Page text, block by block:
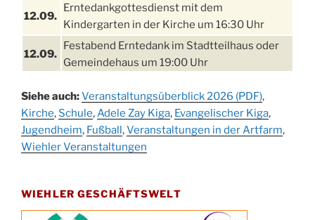
12.09.
Erntedankgottesdienst mit dem
Kindergarten in der Kirche um 16:30 Uhr
12.09.
Festabend Erntedank im Stadtteilhaus oder
Gemeindehaus um 19:00 Uhr
13.09.
Stadtteilhaus um 14:00 Uhr
19.09.
Schlagerabend im Stadtteilhaus
Drabenderhöhe
Kinderbibeltag im Ev. Gemeindehaus von 10-
12 Uhr
Siehe auch:Veranstaltungsüberblick 2026 (PDF),
Kirche, Schule,Adele Zay Kiga, Evangelischer Kiga,
Jugendheim, Fußball,Veranstaltungen in der Artfarm,
Wiehler Veranstaltungen
WIEHLER GESCHÄFTSWELT